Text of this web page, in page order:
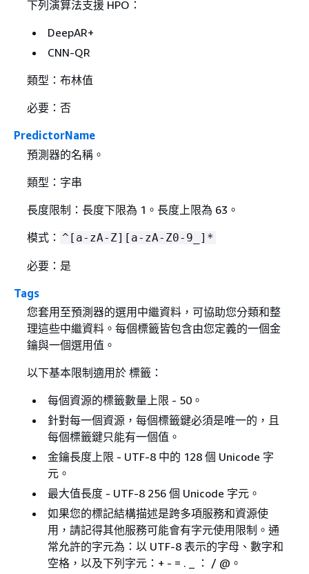
下列演算法支援 HPO：
DeepAR+
CNN-QR
類型：布林值
必要：否
PredictorName
預測器的名稱。
類型：字串
長度限制：長度下限為 1。長度上限為 63。
模式： ^[a-zA-Z][a-zA-Z0-9_]*
必要：是
Tags
您套用至預測器的選用中繼資料，可協助您分類和整
理這些中繼資料。每個標籤皆包含由您定義的一個金
鑰與一個選用值。
以下基本限制適用於 標籤：
每個資源的標籤數量上限 - 50。
針對每一個資源，每個標籤鍵必須是唯一的，且
每個標籤鍵只能有一個值。
金鑰長度上限 - UTF-8 中的 128 個 Unicode 字
元。
最大值長度 - UTF-8 256 個 Unicode 字元。
如果您的標記結構描述是跨多項服務和資源使
用，請記得其他服務可能會有字元使用限制。通
常允許的字元為：以 UTF-8 表示的字母、數字和
空格，以及下列字元：+ - = . _ ： / @。